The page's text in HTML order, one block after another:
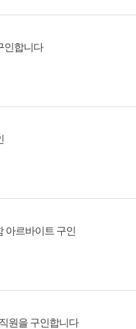
인합니다
아르바이트 구인
원을 구인합니다